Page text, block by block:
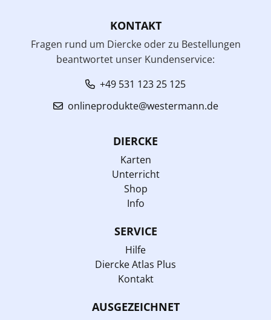
KONTAKT
Fragen rund um Diercke oder zu Bestellungen
beantwortet unser Kundenservice:
+49 531 123 25 125
onlineprodukte@westermann.de
DIERCKE
Karten
Unterricht
Shop
Info
SERVICE
Hilfe
Diercke Atlas Plus
Kontakt
AUSGEZEICHNET